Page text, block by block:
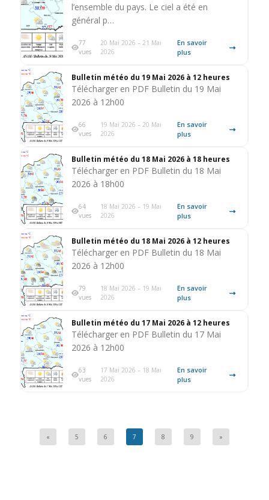
l’ensemble du pays. Le ciel a été en
général p…
77
vues
20 Mai 2026 – 21 Mai
2026
En savoir
plus
Bulletin météo du 19 Mai 2026 à 12 heures
Télécharger en PDF Bulletin du 19 Mai
2026 à 12h00
66
vues
19 Mai 2026 – 20 Mai
2026
En savoir
plus
Bulletin météo du 18 Mai 2026 à 18 heures
Télécharger en PDF Bulletin du 18 Mai
2026 à 18h00
64
vues
18 Mai 2026 – 19 Mai
2026
En savoir
plus
Bulletin météo du 18 Mai 2026 à 12 heures
Télécharger en PDF Bulletin du 18 Mai
2026 à 12h00
79
vues
18 Mai 2026 – 19 Mai
2026
En savoir
plus
Bulletin météo du 17 Mai 2026 à 12 heures
Télécharger en PDF Bulletin du 17 Mai
2026 à 12h00
63
vues
17 Mai 2026 – 18 Mai
2026
En savoir
plus
« 5 6 7 8 9 »